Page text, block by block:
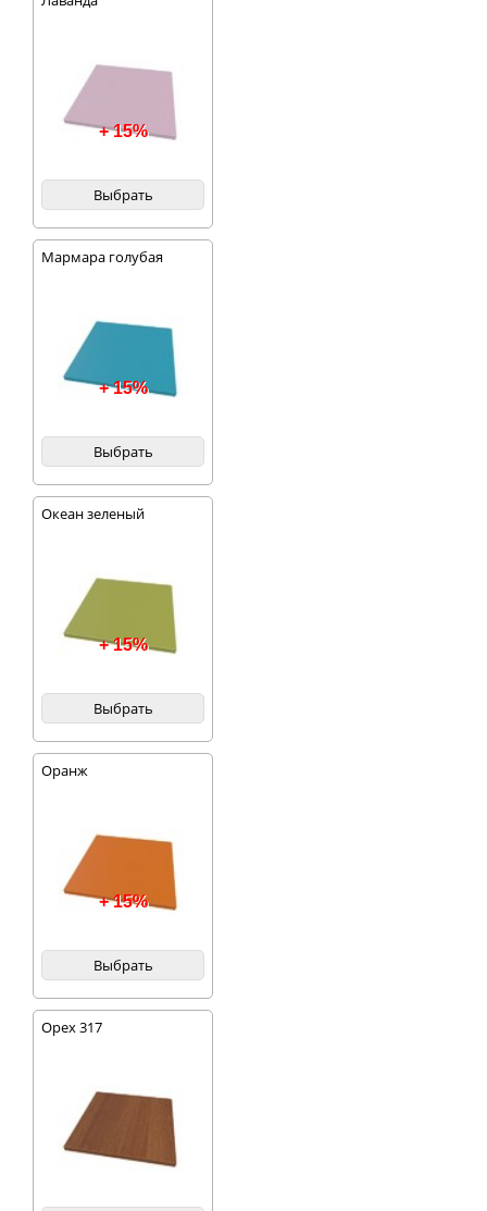
+ 15%
Выбрать
Мармара голубая
+ 15%
Выбрать
Океан зеленый
+ 15%
Выбрать
Оранж
+ 15%
Выбрать
Орех 317